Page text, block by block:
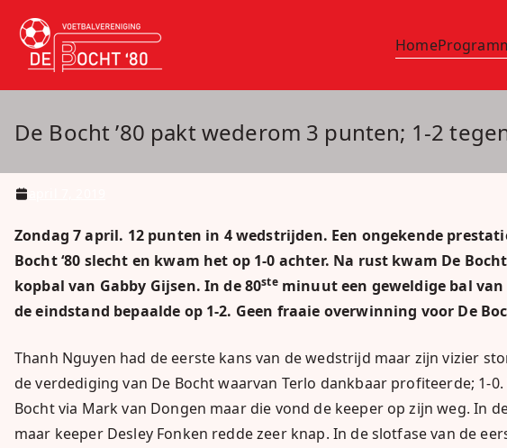
naar
inhoud
vv De Bocht '80
Home
De Bocht ’80 pakt wederom 3 punten; 1-2
Zondag 7 april. 12 punten in 4 wedstrijden. Een ongekende
Bocht ‘80 slecht en kwam het op 1-0 achter. Na rust kwam De
kopbal van Gabby Gijsen. In de 80steminuut een geweldige bal
de eindstand bepaalde op 1-2. Geen fraaie overwinning voor De
Thanh Nguyen had de eerste kans van de wedstrijd maar zijn vizier
de verdediging van De Bocht waarvan Terlo dankbaar profiteerde; 1-
Bocht via Mark van Dongen maar die vond de keeper op zijn weg. In
maar keeper Desley Fonken redde zeer knap. In de slotfase van de